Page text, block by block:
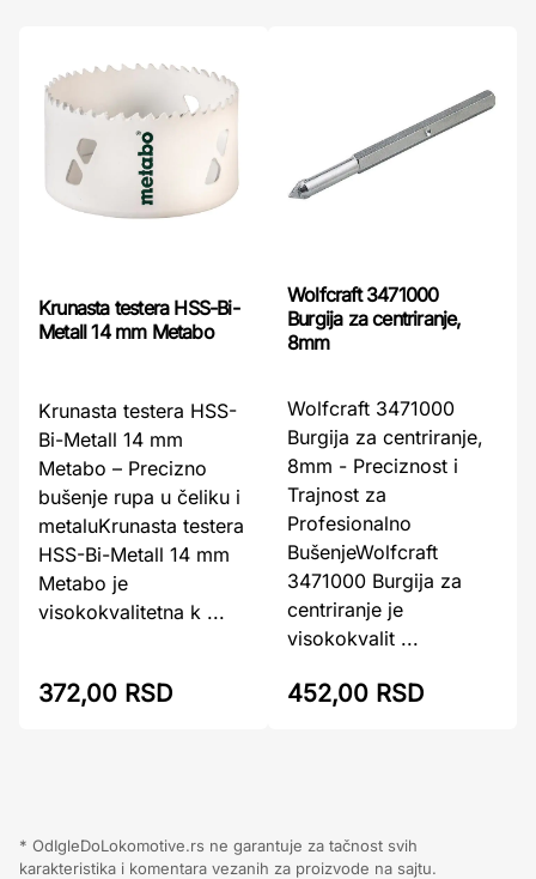
Krunasta testera HSS-Bi-
Metall 14 mm Metabo
Krunasta testera HSS-
Bi-Metall 14 mm
Metabo – Precizno
bušenje rupa u čeliku i
metaluKrunasta testera
HSS-Bi-Metall 14 mm
Metabo je
visokokvalitetna k ...
372,00 RSD
Wolfcraft 3471000
Burgija za centriranje,
8mm
Wolfcraft 3471000
Burgija za centriranje,
8mm - Preciznost i
Trajnost za
Profesionalno
BušenjeWolfcraft
3471000 Burgija za
centriranje je
visokokvalit ...
452,00 RSD
* OdIgleDoLokomotive.rs ne garantuje za tačnost svih
karakteristika i komentara vezanih za proizvode na sajtu.